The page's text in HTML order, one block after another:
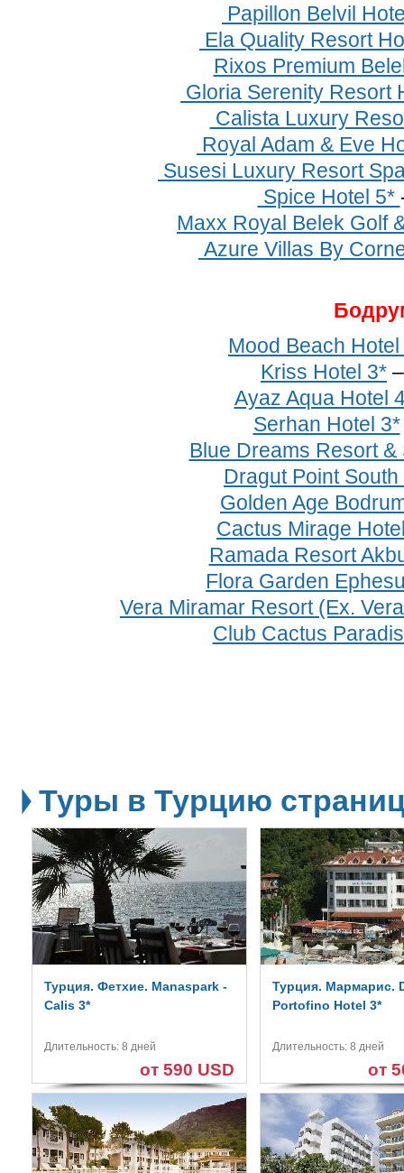
Papillon Belvil
Ela Quality Resort
Rixos Premium
Gloria Serenity Resort
Calista Luxury
Royal Adam & Eve
Susesi Luxury Resort
Spice Hotel 5*
Maxx Royal Belek Golf
Azure Villas By
Mood Beach Hotel
Kriss Hotel 3*
Ayaz Aqua Hotel
Serhan Hotel 3*
Blue Dreams Resort &
Dragut Point South
Golden Age
Cactus Mirage
Ramada Resort
Flora Garden
Vera Miramar Resort (Ex.
Club Cactus
Туры в Турцию
Турция. Фетхие. Manaspark -
Calis 3*
Длительность: 8 дней
от 590 USD
Турция. Мармарис.
Portofino Hotel 3*
Длительность: 8 дней
от